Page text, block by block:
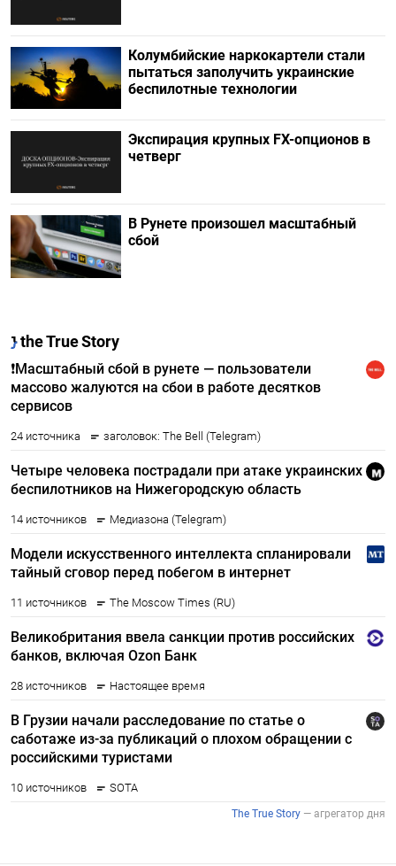
Колумбийские наркокартели стали
пытаться заполучить украинские
беспилотные технологии
Экспирация крупных FX-опционов в
четверг
В Рунете произошел масштабный
сбой